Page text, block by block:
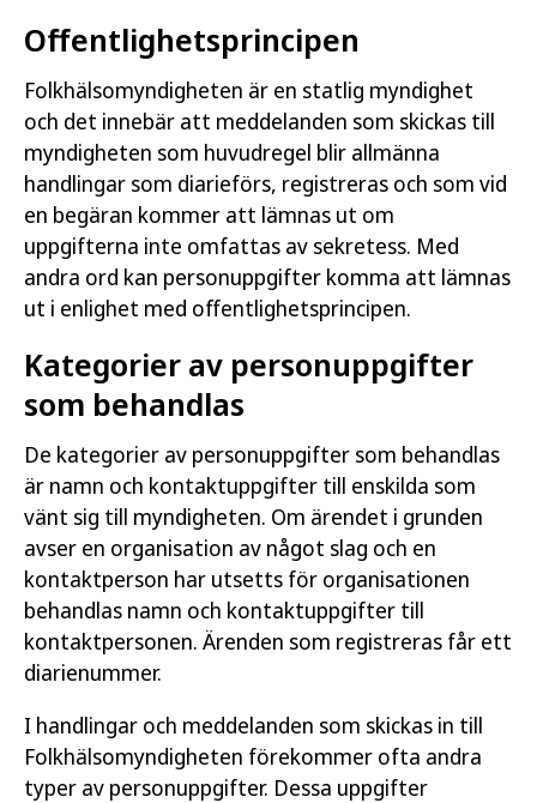
Offentlighetsprincipen
Folkhälsomyndigheten är en statlig myndighet
och det innebär att meddelanden som skickas till
myndigheten som huvudregel blir allmänna
handlingar som diarieförs, registreras och som vid
en begäran kommer att lämnas ut om
uppgifterna inte omfattas av sekretess. Med
andra ord kan personuppgifter komma att lämnas
ut i enlighet med offentlighetsprincipen.
Kategorier av personuppgifter
som behandlas
De kategorier av personuppgifter som behandlas
är namn och kontaktuppgifter till enskilda som
vänt sig till myndigheten. Om ärendet i grunden
avser en organisation av något slag och en
kontaktperson har utsetts för organisationen
behandlas namn och kontaktuppgifter till
kontaktpersonen. Ärenden som registreras får ett
diarienummer.
I handlingar och meddelanden som skickas in till
Folkhälsomyndigheten förekommer ofta andra
typer av personuppgifter. Dessa uppgifter